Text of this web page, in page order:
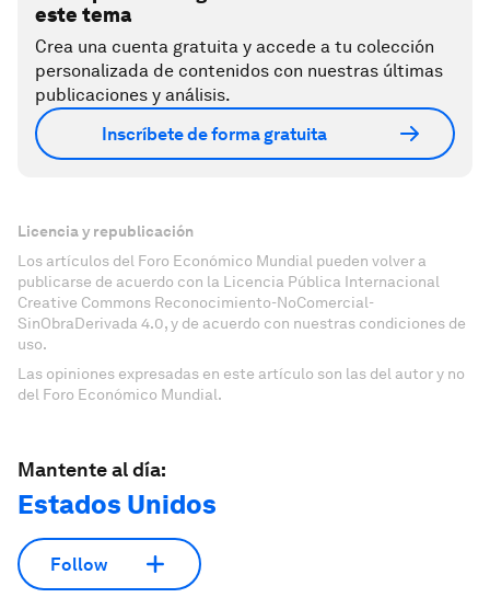
este tema
Crea una cuenta gratuita y accede a tu colección
personalizada de contenidos con nuestras últimas
publicaciones y análisis.
Inscríbete de forma gratuita
Licencia y republicación
Los artículos del Foro Económico Mundial pueden volver a
publicarse de acuerdo con la Licencia Pública Internacional
Creative Commons Reconocimiento-NoComercial-
SinObraDerivada 4.0, y de acuerdo con nuestras condiciones de
uso.
Las opiniones expresadas en este artículo son las del autor y no
del Foro Económico Mundial.
Mantente al día:
Estados Unidos
Follow